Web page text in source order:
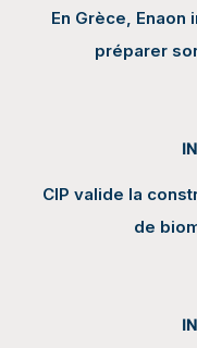
En Grèce,
préparer
CIP valide la
de